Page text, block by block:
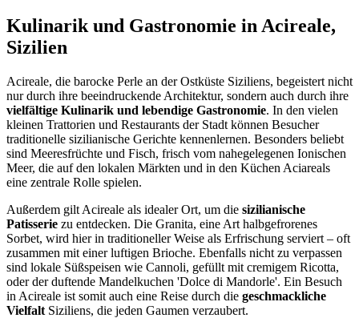
Kulinarik und Gastronomie in Acireale,
Sizilien
Acireale, die barocke Perle an der Ostküste Siziliens, begeistert nicht
nur durch ihre beeindruckende Architektur, sondern auch durch ihre
vielfältige Kulinarik und lebendige Gastronomie. In den vielen
kleinen Trattorien und Restaurants der Stadt können Besucher
traditionelle sizilianische Gerichte kennenlernen. Besonders beliebt
sind Meeresfrüchte und Fisch, frisch vom nahegelegenen Ionischen
Meer, die auf den lokalen Märkten und in den Küchen Aciareals
eine zentrale Rolle spielen.
Außerdem gilt Acireale als idealer Ort, um die sizilianische
Patisserie zu entdecken. Die Granita, eine Art halbgefrorenes
Sorbet, wird hier in traditioneller Weise als Erfrischung serviert – oft
zusammen mit einer luftigen Brioche. Ebenfalls nicht zu verpassen
sind lokale Süßspeisen wie Cannoli, gefüllt mit cremigem Ricotta,
oder der duftende Mandelkuchen 'Dolce di Mandorle'. Ein Besuch
in Acireale ist somit auch eine Reise durch die geschmackliche
Vielfalt Siziliens, die jeden Gaumen verzaubert.